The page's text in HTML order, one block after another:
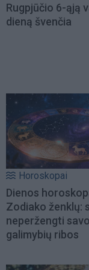
Rugpjūčio 6-ąją
dieną švenčia
Horoskopai
Dienos
Zodiako ženklų:
neperžengti savo
galimybių ribos